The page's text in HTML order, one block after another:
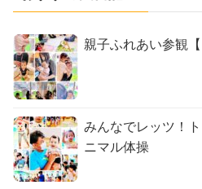
親子ふれあい参観
みんなでレッツ！
ニマル体操